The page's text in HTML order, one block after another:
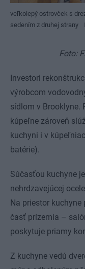
veľkolepý ostrovček s
sedením z druhej strany
Foto:
Investori
výrobcom
sídlom v Brooklyne.
kúpeľne zároveň
kuchyni i v
batérie).
Súčasťou kuchyne
nehrdzavejúcej
Na priestor
časť prízemia –
poskytuje priamy
Z kuchyne vedú